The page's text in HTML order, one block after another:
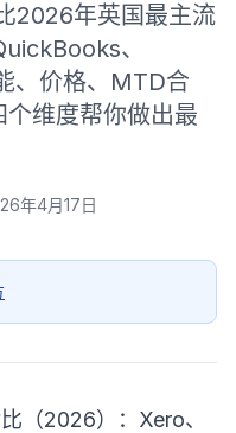
2026年英国最主流
、
、价格、MTD合
维度帮你做出最
年4月17日
（2026）：Xero、